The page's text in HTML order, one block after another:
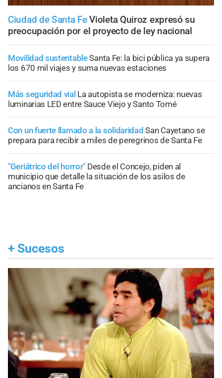
Ciudad de Santa Fe Violeta Quiroz expresó su
preocupación por el proyecto de ley nacional
Movilidad sustentableSanta Fe: la bici pública ya supera
los 670 mil viajes y suma nuevas estaciones
Más seguridad vial La autopista se moderniza: nuevas
luminarias LED entre Sauce Viejo y Santo Tomé
Con un fuerte llamado a la solidaridad San Cayetano se
prepara para recibir a miles de peregrinos de Santa Fe
"Geriátrico del horror" Desde el Concejo, piden al
municipio que detalle la situación de los asilos de
ancianos en Santa Fe
+ Sucesos